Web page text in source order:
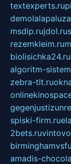
textexperts.ru
msdip.rujdol.ru
rezemkleim.ru
biolisichka24.ru
algoritm-
zebra-tlt.ru
spiski-firm.ru
2bets.ru
amadis-